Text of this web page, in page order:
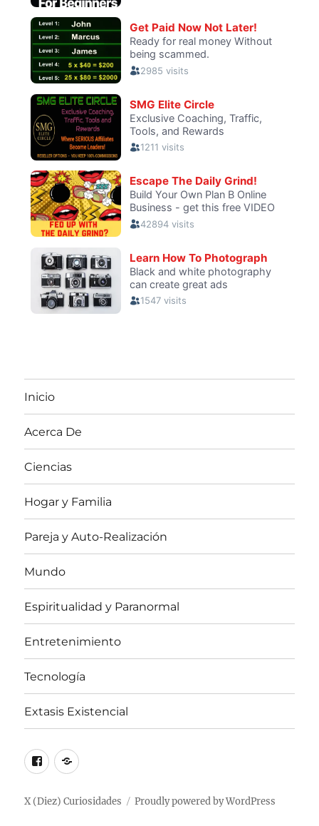
Inicio
Acerca De
Ciencias
Hogar y Familia
Pareja y Auto-Realización
Mundo
Espiritualidad y Paranormal
Entretenimiento
Tecnología
Extasis Existencial
Facebook
X
Twitter
X (Diez) Curiosidades Proudly powered by WordPress